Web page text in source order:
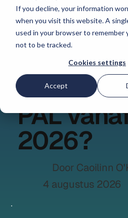
If you decline, your information
when you visit this website. A
used in your browser to remember
not to be tracked.
Cookies settings
Accept
norm
ing:
PAL
2026?
Door Caoilinn
4 augustus 2026